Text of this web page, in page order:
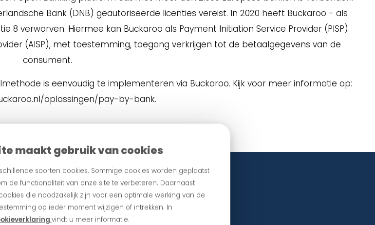
maakt gebruik van cookies
soorten cookies. Sommige cookies worden geplaatst
de functionaliteit van onze site te verbeteren. Daarnaast
die noodzakelijk zijn voor een optimale werking van de
op ieder moment wijzigen of intrekken. In
vindt u meer informatie.
Bank (DNB) geautoriseerde licenties vereist. In 2020 heeft Buckaroo - als
8 verworven. Hiermee kan Buckaroo als Payment Initiation Service Provider (PISP)
(AISP), met toestemming, toegang verkrijgen tot de betaalgegevens van de
consument.
is eenvoudig te implementeren via Buckaroo. Kijk voor meer informatie op:
oplossingen/pay-by-bank.